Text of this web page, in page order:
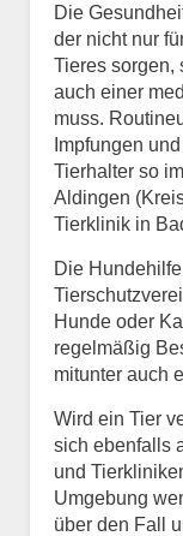
Die
der nicht nur
Tieres sorgen,
auch einer
muss.
Impfungen
Tierhalter so
Aldingen
Tierklinik in
Die
Hunde oder
regelmäßig
mitunter auch
Wird ein Tier
sich ebenfalls
und
Umgebung
über den Fall